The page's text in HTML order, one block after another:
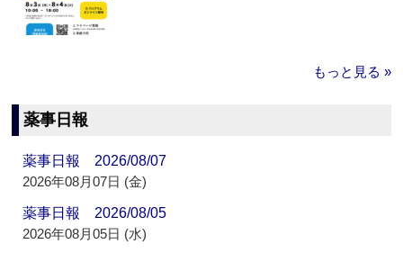
もっと見る »
薬事日報
薬事日報 2026/08/07
2026年08月07日 (金)
薬事日報 2026/08/05
2026年08月05日 (水)